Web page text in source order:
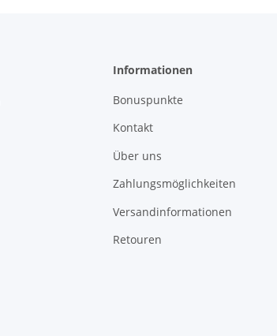
Informationen
Bonuspunkte
Kontakt
Über uns
Zahlungsmöglichkeiten
Versandinformationen
Retouren